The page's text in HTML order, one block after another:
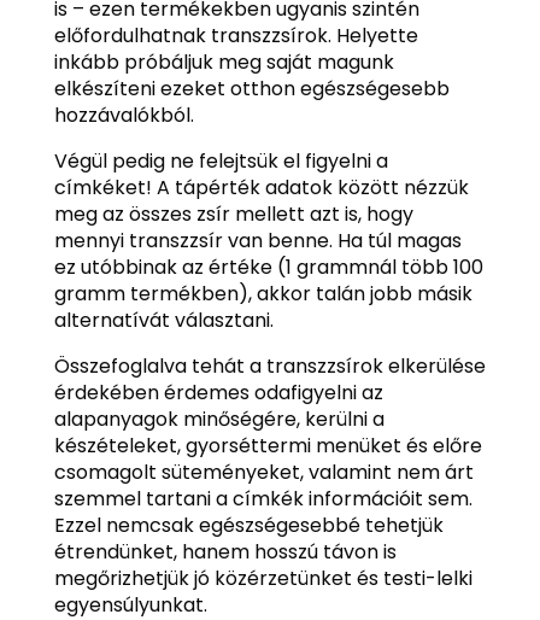
is – ezen termékekben ugyanis szintén
előfordulhatnak transzzsírok. Helyette
inkább próbáljuk meg saját magunk
elkészíteni ezeket otthon egészségesebb
hozzávalókból.
Végül pedig ne felejtsük el figyelni a
címkéket! A tápérték adatok között nézzük
meg az összes zsír mellett azt is, hogy
mennyi transzzsír van benne. Ha túl magas
ez utóbbinak az értéke (1 grammnál több 100
gramm termékben), akkor talán jobb másik
alternatívát választani.
Összefoglalva tehát a transzzsírok elkerülése
érdekében érdemes odafigyelni az
alapanyagok minőségére, kerülni a
készételeket, gyorséttermi menüket és előre
csomagolt süteményeket, valamint nem árt
szemmel tartani a címkék információit sem.
Ezzel nemcsak egészségesebbé tehetjük
étrendünket, hanem hosszú távon is
megőrizhetjük jó közérzetünket és testi-lelki
egyensúlyunkat.